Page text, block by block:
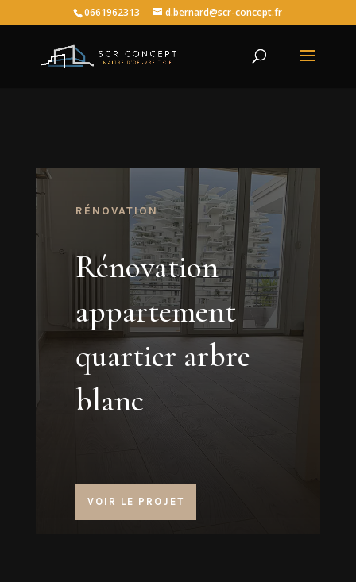
0661962313 d.bernard@scr-concept.fr
RÉNOVATION
Rénovation
appartement
quartier arbre
blanc
VOIR LE PROJET